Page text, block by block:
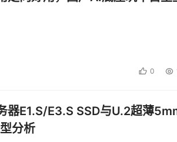
0
器E1.S/E3.S SSD与U.2超薄
分析